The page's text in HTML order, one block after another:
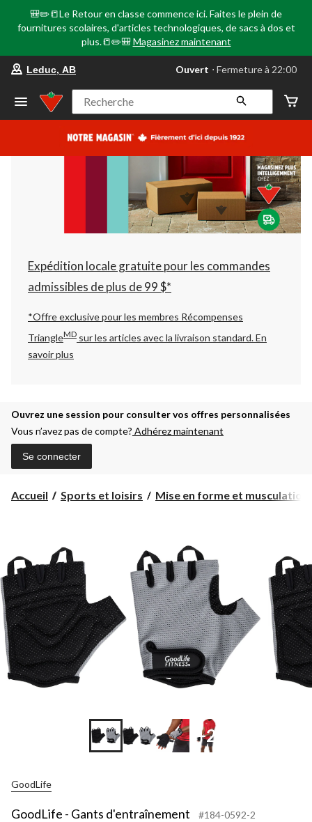
🎒✏️📒Le Retour en classe commence ici. Faites le plein de
fournitures scolaires, d'articles technologiques, de sacs à dos et
plus.📒✏️🎒 Magasinez maintenant
votre
préféré
Leduc,
AB,
courament
Fermeture
à
22:00
cliquer
pour
changer
Leduc, AB Ouvert ⋅ Fermeture à 22:00
Recherche
Expédition locale gratuite pour les commandes
admissibles de plus de 99 $*
*Offre exclusive pour les membres Récompenses
TriangleMD sur les articles avec la livraison standard.En
savoir plus
Ouvrez une session pour consulter vos offres personnalisées
Vous n’avez pas de compte? Adhérez maintenant
Se connecter
Accueil Sports et loisirs Mise en forme et musculation
+2
GoodLife
GoodLife - Gants d'entraînement #184-0592-2